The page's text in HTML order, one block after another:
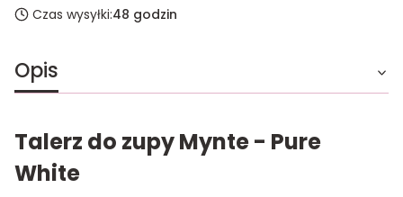
Czas wysyłki:48 godzin
Opis
Talerz do zupy Mynte - Pure
White